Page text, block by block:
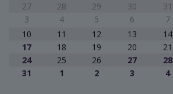
27
28 29 30 31
3
4 5 6 7
10
11 12 13 14
17
18 19 20 21
24
25 26 27 28
31
1 2 3 4